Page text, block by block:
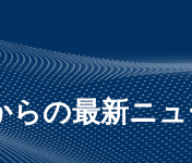
らの最新ニ